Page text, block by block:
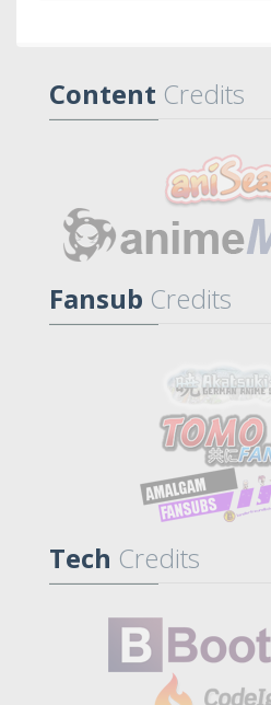
Content Credits
Fansub Credits
Tech Credits